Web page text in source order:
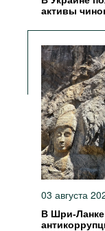
активы
03 августа
В Шри-